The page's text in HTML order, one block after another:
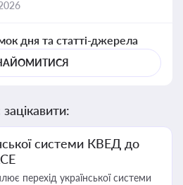
дня та статті-джерела
системи КВЕД до
перехід української системи